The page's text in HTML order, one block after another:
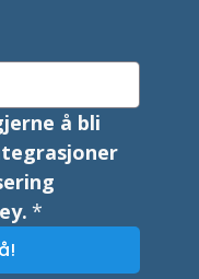
å bli
*